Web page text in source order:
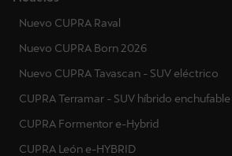
Nuevo CUPRA Raval
Nuevo CUPRA Born 2026
Nuevo CUPRA Tavascan - SUV eléctrico
CUPRA Terramar - SUV híbrido enchufable
CUPRA Formentor e-Hybrid
CUPRA León e-HYBRID